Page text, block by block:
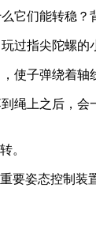
它们能转稳？
指尖陀螺
使子弹绕着
上之后，
。
要姿态控制